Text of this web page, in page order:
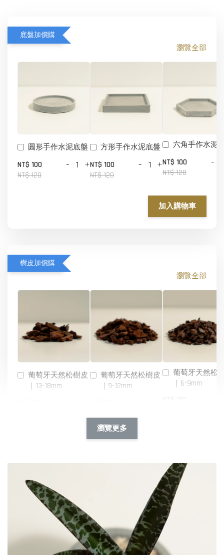
底盤加價購
瀏覽全部
圓形手作水泥底盤
NT$ 100
NT$ 120
- +
方形手作水泥底盤
NT$ 100
NT$ 120
- +
六角手作水泥
NT$ 100
NT$ 120
-
加入購物車
樹皮加價購
瀏覽全部
葡萄牙天然松樹皮
｜13-18mm
葡萄牙天然松樹皮
｜9-12mm
葡萄牙天然松
｜6-9mm
介質加價購
瀏覽更多